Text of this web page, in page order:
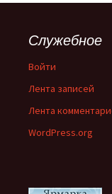
Служебное
Войти
Лента записей
Лента
WordPress.org